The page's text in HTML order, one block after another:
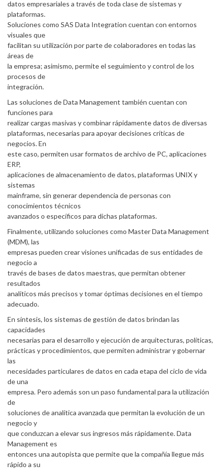
datos empresariales a través de toda clase de sistemas y
plataformas.
Soluciones como SAS Data Integration cuentan con entornos
visuales que
facilitan su utilización por parte de colaboradores en todas las
áreas de
la empresa; asimismo, permite el seguimiento y control de los
procesos de
integración.
Las soluciones de Data Management también cuentan con
funciones para
realizar cargas masivas y combinar rápidamente datos de diversas
plataformas, necesarias para apoyar decisiones críticas de
negocios. En
este caso, permiten usar formatos de archivo de PC, aplicaciones
ERP,
aplicaciones de almacenamiento de datos, plataformas UNIX y
sistemas
mainframe, sin generar dependencia de personas con
conocimientos técnicos
avanzados o específicos para dichas plataformas.
Finalmente, utilizando soluciones como Master Data Management
(MDM), las
empresas pueden crear visiones unificadas de sus entidades de
negocio a
través de bases de datos maestras, que permitan obtener
resultados
analíticos más precisos y tomar óptimas decisiones en el tiempo
adecuado.
En síntesis, los sistemas de gestión de datos brindan las
capacidades
necesarias para el desarrollo y ejecución de arquitecturas, políticas,
prácticas y procedimientos, que permiten administrar y gobernar
las
necesidades particulares de datos en cada etapa del ciclo de vida
de una
empresa. Pero además son un paso fundamental para la utilización
de
soluciones de analítica avanzada que permitan la evolución de un
negocio y
que conduzcan a elevar sus ingresos más rápidamente. Data
Management es
entonces una autopista que permite que la compañía llegue más
rápido a su